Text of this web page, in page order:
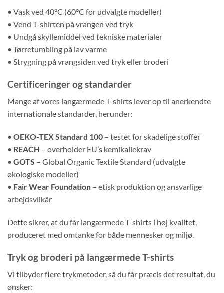
• Vask ved 40°C (60°C for udvalgte modeller)
• Vend T-shirten på vrangen ved tryk
• Undgå skyllemiddel ved tekniske materialer
• Tørretumbling på lav varme
• Strygning på vrangsiden ved tryk eller broderi
Certificeringer og standarder
Mange af vores langærmede T-shirts lever op til anerkendte
internationale standarder, herunder:
• OEKO-TEX Standard 100 – testet for skadelige stoffer
• REACH – overholder EU’s kemikaliekrav
• GOTS – Global Organic Textile Standard (udvalgte
økologiske modeller)
• Fair Wear Foundation – etisk produktion og ansvarlige
arbejdsvilkår
Dette sikrer, at du får langærmede T-shirts i høj kvalitet,
produceret med omtanke for både mennesker og miljø.
Tryk og broderi på langærmede T-shirts
Vi tilbyder flere trykmetoder, så du får præcis det resultat, du
ønsker: